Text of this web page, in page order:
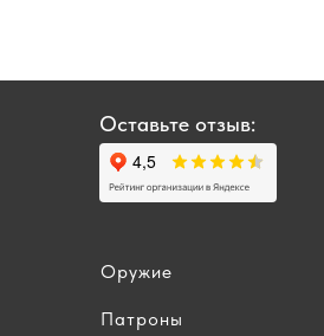
Оставьте отзыв:
Оружие
Патроны